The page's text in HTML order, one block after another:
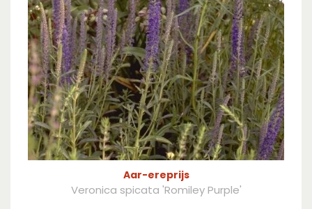
Aar-ereprijs
Veronica spicata 'Romiley Purple'